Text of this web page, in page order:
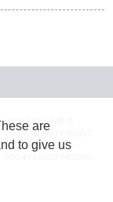
JASRAC許諾番号：
9024936001Y45037
JASRAC許諾番号：
are
to give us